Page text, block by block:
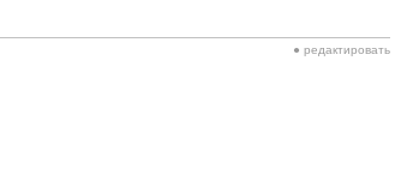
● редактировать